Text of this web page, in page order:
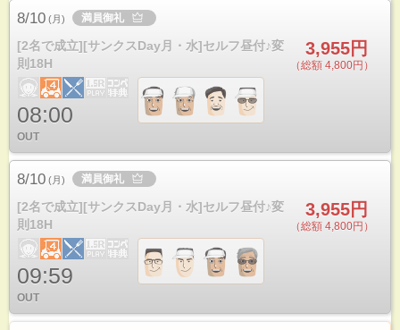
8/10 (月) 満員御礼
[2名で成立][サンクスDay月・水]セルフ昼付♪変
則18H
3,955円
（総額 4,800円）
08:00
OUT
8/10 (月) 満員御礼
[2名で成立][サンクスDay月・水]セルフ昼付♪変
則18H
3,955円
（総額 4,800円）
09:59
OUT